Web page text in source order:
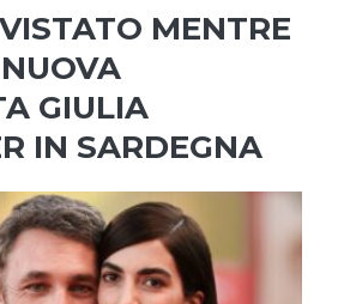
MENTRE
GIULIA
IN SARDEGNA